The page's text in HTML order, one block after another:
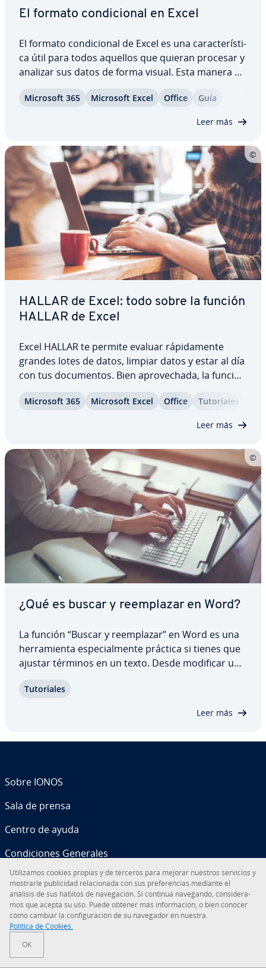
El formato co­n­di­cio­nal en Excel
El formato co­n­di­cio­nal de Excel es una ca­ra­c­te­rí­s­ti­
ca útil para todos aquellos que quieran procesar y
analizar sus datos de forma visual. Esta manera de
dar formato en Excel te permite resaltar las celdas
según ciertas co­n­di­cio­nes, que se definen pre­via­
Microsoft 365 Microsoft Excel Office Guía
Leer más
HALLAR de Excel: todo sobre la función
HALLAR de Excel
Excel HALLAR te permite evaluar rá­pi­da­me­n­te
grandes lotes de datos, limpiar datos y estar al día
con tus do­cu­me­n­tos. Bien apro­ve­cha­da, la función
HALLAR de Excel es una he­rra­mie­n­ta muy potente.
En este artículo de­s­cu­bri­rás más in­fo­r­ma­ción
Microsoft 365 Microsoft Excel Office Tu­to­ria­les
Leer más
¿Qué es buscar y re­em­pla­zar en Word?
La función “Buscar y re­em­pla­zar” en Word es una
he­rra­mie­n­ta es­pe­cia­l­me­n­te práctica si tienes que
ajustar términos en un texto. Desde modificar un
función resulta útil en las si­tua­cio­nes más
Tu­to­ria­les
Leer más
Tu solución digital
Sobre IONOS
Sala de prensa
Centro de ayuda
Co­n­di­cio­nes Generales
Política de pri­va­ci­dad
Uti­li­za­mos cookies propias y de terceros para mejorar nuestros servicios y
mostrarle pu­bli­ci­dad re­la­cio­na­da con sus pre­fe­re­n­cias mediante el
análisis de sus hábitos de na­ve­ga­ción. Si continua navegando, co­n­si­de­ra­
mos que acepta su uso. Puede obtener más in­fo­r­ma­ción, o bien conocer
cómo cambiar la co­n­fi­gu­ra­ción de su navegador en nuestra.
Política de Cookies.
OK